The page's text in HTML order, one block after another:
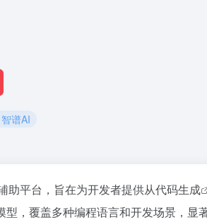
谱AI
助平台，旨在为开发者提供从代码生成
，覆盖多种编程语言和开发场景，显